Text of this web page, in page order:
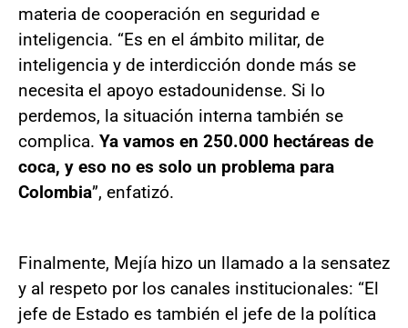
materia de cooperación en seguridad e
inteligencia. “Es en el ámbito militar, de
inteligencia y de interdicción donde más se
necesita el apoyo estadounidense. Si lo
perdemos, la situación interna también se
complica. Ya vamos en 250.000 hectáreas de
coca, y eso no es solo un problema para
Colombia”, enfatizó.
Finalmente, Mejía hizo un llamado a la sensatez
y al respeto por los canales institucionales: “El
jefe de Estado es también el jefe de la política